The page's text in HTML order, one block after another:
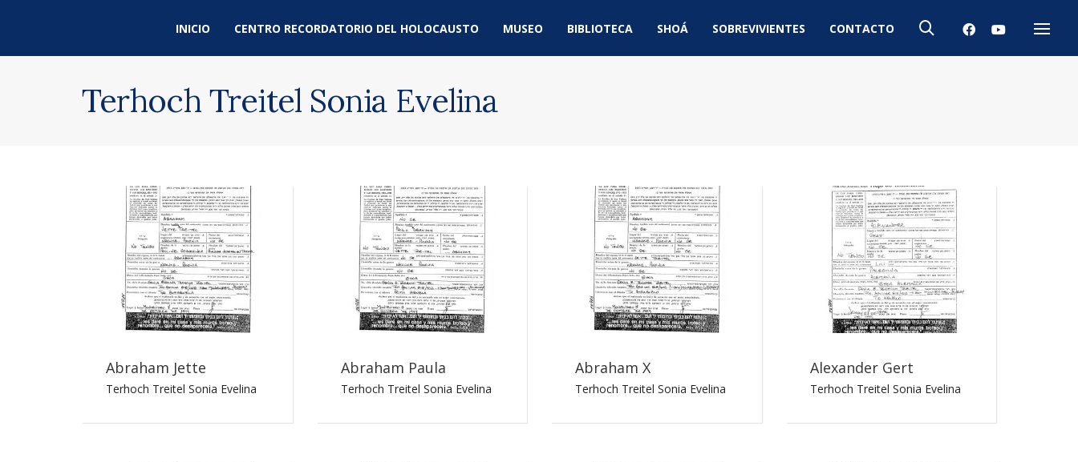
INICIO CENTRO RECORDATORIO DEL HOLOCAUSTO MUSEO BIBLIOTECA SHOÁ SOBREVIVIENTES CONTACTO
Menú
Terhoch Treitel Sonia Evelina
Abraham Jette
Terhoch Treitel Sonia Evelina
Abraham Paula
Terhoch Treitel Sonia Evelina
Abraham X
Terhoch Treitel Sonia Evelina
Alexander Gert
Terhoch Treitel Sonia Evelina